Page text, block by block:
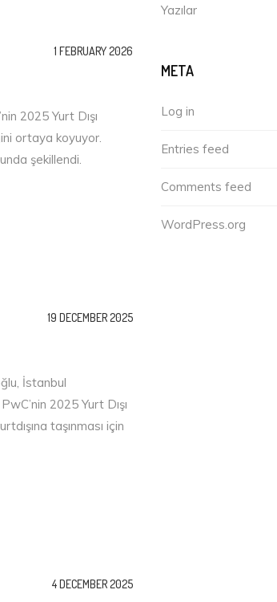
1 FEBRUARY 2026
2025 Yurt Dışı
ortaya koyuyor.
şekillendi.
19 DECEMBER 2025
İstanbul
2025 Yurt Dışı
taşınması için
4 DECEMBER 2025
Yazılar
META
Log in
Entries feed
Comments feed
WordPress.org